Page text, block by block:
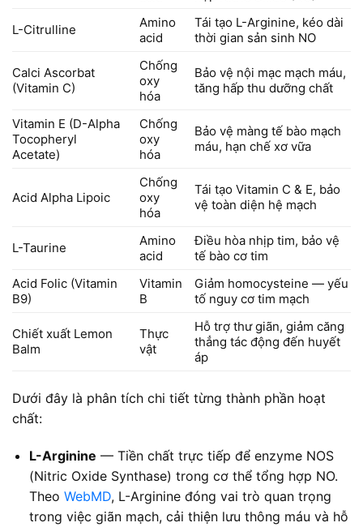
L-Citrulline
Amino
acid
Tái tạo L-Arginine, kéo dài
thời gian sản sinh NO
Calci Ascorbat
(Vitamin C)
Chống
oxy
hóa
Bảo vệ nội mạc mạch máu,
tăng hấp thu dưỡng chất
Vitamin E (D-Alpha
Tocopheryl
Acetate)
Chống
oxy
hóa
Bảo vệ màng tế bào mạch
máu, hạn chế xơ vữa
Acid Alpha Lipoic
Chống
oxy
hóa
Tái tạo Vitamin C & E, bảo
vệ toàn diện hệ mạch
L-Taurine
Amino
acid
Điều hòa nhịp tim, bảo vệ
tế bào cơ tim
Acid Folic (Vitamin
B9)
Vitamin
B
Giảm homocysteine — yếu
tố nguy cơ tim mạch
Chiết xuất Lemon
Balm
Thực
vật
Hỗ trợ thư giãn, giảm căng
thẳng tác động đến huyết
áp
Dưới đây là phân tích chi tiết từng thành phần hoạt
chất:
L-Arginine — Tiền chất trực tiếp để enzyme NOS
(Nitric Oxide Synthase) trong cơ thể tổng hợp NO.
Theo WebMD, L-Arginine đóng vai trò quan trọng
trong việc giãn mạch, cải thiện lưu thông máu và hỗ